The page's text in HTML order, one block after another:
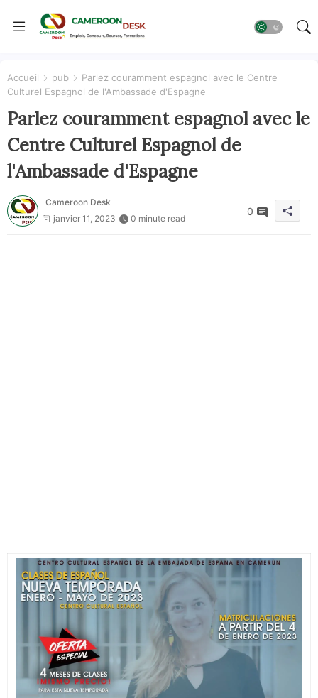
Accueil pub
Parlez couramment espagnol avec le Centre
Culturel Espagnol de l'Ambassade d'Espagne
Parlez couramment espagnol avec le
Centre Culturel Espagnol de
l'Ambassade d'Espagne
Cameroon Desk
janvier 11, 2023
0 minute read
0